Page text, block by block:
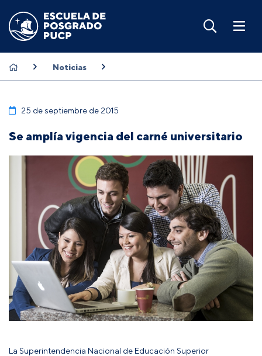
Noticias
25 de septiembre de 2015
Se amplía vigencia del carné universitario
La Superintendencia Nacional de Educación Superior